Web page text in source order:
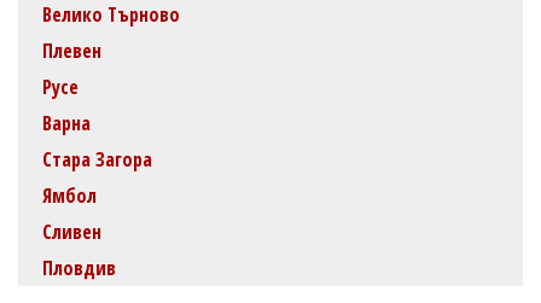
Велико Търново
Плевен
Русе
Варна
Стара Загора
Ямбол
Сливен
Пловдив